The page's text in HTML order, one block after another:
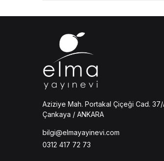
Aziziye Mah. Portakal Çiçeği Cad. 37/
Çankaya / ANKARA
bilgi@elmayayinevi.com
0312 417 72 73